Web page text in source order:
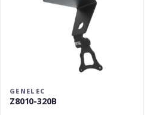
GENELEC
Z8010-320B